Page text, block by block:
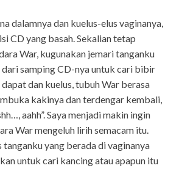
dalamnya dan kuelus-elus vaginanya,
CD yang basah. Sekalian tetap
War, kugunakan jemari tanganku
dari samping CD-nya untuk cari bibir
dan kuelus, tubuh War berasa
kakinya dan terdengar kembali,
aahh”. Saya menjadi makin ingin
War mengeluh lirih semacam itu.
tanganku yang berada di vaginanya
untuk cari kancing atau apapun itu